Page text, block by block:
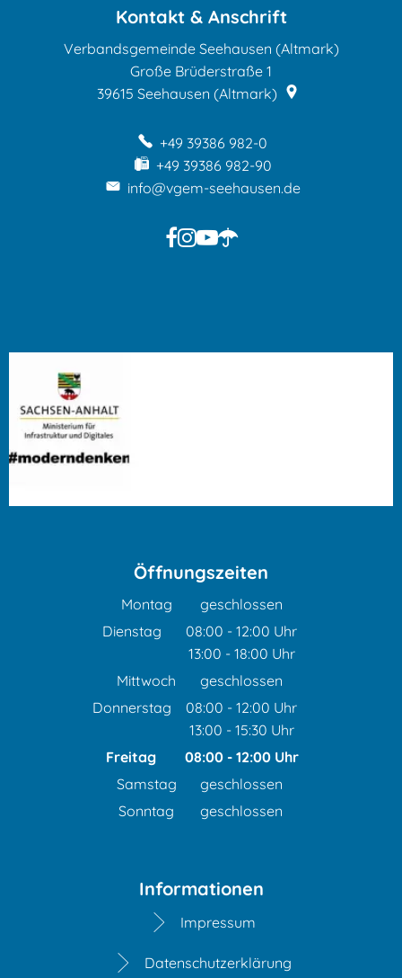
Kontakt & Anschrift
Verbandsgemeinde Seehausen (Altmark)
Große Brüderstraße 1
39615 Seehausen (Altmark)
+49 39386 982-0
+49 39386 982-90
info@vgem-seehausen.de
Öffnungszeiten
Montag
geschlossen
Dienstag
08:00 - 12:00 Uhr
Von 08:00 bis 12:00 Uhr
13:00 - 18:00 Uhr
Von 13:00 bis 18:00 Uhr
Mittwoch
geschlossen
Donnerstag
08:00 - 12:00 Uhr
Von 08:00 bis 12:00 Uhr
13:00 - 15:30 Uhr
Von 13:00 bis 15:30 Uhr
Freitag 08:00- 12:00Uhr
Von 08:00 bis 12:00 Uhr
Samstag
geschlossen
Sonntag
geschlossen
Informationen
Impressum
Datenschutzerklärung